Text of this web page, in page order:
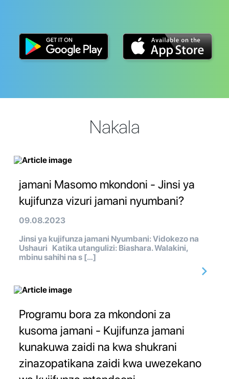
Nakala
jamani Masomo mkondoni - Jinsi ya
kujifunza vizuri jamani nyumbani?
09.08.2023
Jinsi ya kujifunza jamani Nyumbani: Vidokezo na
Ushauri Katika utangulizi: Biashara. Walakini,
mbinu sahihi na s […]
Programu bora za mkondoni za
kusoma jamani - Kujifunza jamani
kunakuwa zaidi na kwa shukrani
zinazopatikana zaidi kwa uwezekano